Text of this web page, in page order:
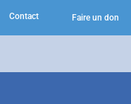
Contact Faire un don